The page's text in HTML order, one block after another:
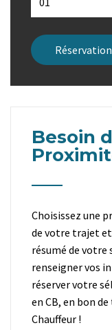
Besoin
Choisissez une
de votre trajet
résumé de votre
renseigner vos
réserver votre
en CB, en bon
Chauffeur !